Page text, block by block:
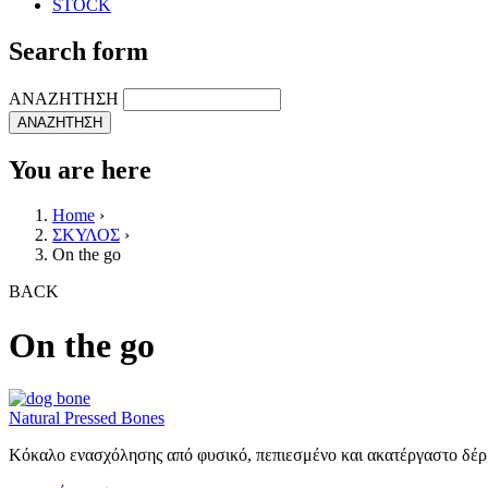
STOCK
Search form
ΑΝΑΖΗΤΗΣΗ
You are here
Home ›
ΣΚΥΛΟΣ ›
On the go
BACK
On the go
Natural Pressed Bones
Κόκαλο ενασχόλησης από φυσικό, πεπιεσμένο και ακατέργαστο